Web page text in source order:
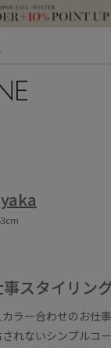
スタイリン
ラー合わせのお仕
されないシンプルコ